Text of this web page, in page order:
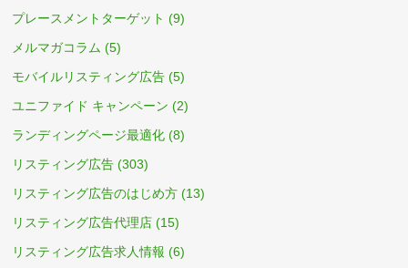
プレースメントターゲット (9)
メルマガコラム (5)
モバイルリスティング広告 (5)
ユニファイド キャンペーン (2)
ランディングページ最適化 (8)
リスティング広告 (303)
リスティング広告のはじめ方 (13)
リスティング広告代理店 (15)
リスティング広告求人情報 (6)